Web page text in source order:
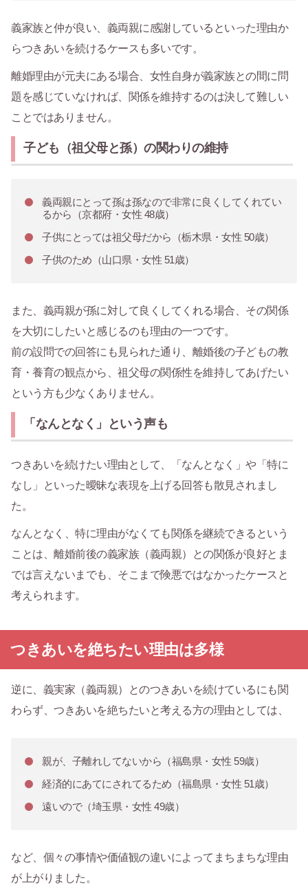
義家族と仲が良い、義両親に感謝しているといった理由か
らつきあいを続けるケースも多いです。
離婚理由が元夫にある場合、女性自身が義家族との間に問
題を感じていなければ、関係を維持するのは決して難しい
ことではありません。
子ども（祖父母と孫）の関わりの維持
義両親にとって孫は孫なので非常に良くしてくれてい
るから（京都府・女性 48歳）
子供にとっては祖父母だから（栃木県・女性 50歳）
子供のため（山口県・女性 51歳）
また、義両親が孫に対して良くしてくれる場合、その関係
を大切にしたいと感じるのも理由の一つです。
前の設問での回答にも見られた通り、離婚後の子どもの教
育・養育の観点から、祖父母の関係性を維持してあげたい
という方も少なくありません。
「なんとなく」という声も
つきあいを続けたい理由として、「なんとなく」や「特に
なし」といった曖昧な表現を上げる回答も散見されまし
た。
なんとなく、特に理由がなくても関係を継続できるという
ことは、離婚前後の義家族（義両親）との関係が良好とま
では言えないまでも、そこまで険悪ではなかったケースと
考えられます。
つきあいを絶ちたい理由は多様
逆に、義実家（義両親）とのつきあいを続けているにも関
わらず、つきあいを絶ちたいと考える方の理由としては、
親が、子離れしてないから（福島県・女性 59歳）
経済的にあてにされてるため（福島県・女性 51歳）
遠いので（埼玉県・女性 49歳）
など、個々の事情や価値観の違いによってまちまちな理由
が上がりました。